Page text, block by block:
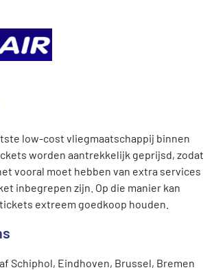
low-cost vliegmaatschappij binnen
worden aantrekkelijk geprijsd, zodat
vooral moet hebben van extra services
inbegrepen zijn. Op die manier kan
extreem goedkoop houden.
Schiphol, Eindhoven, Brussel, Bremen